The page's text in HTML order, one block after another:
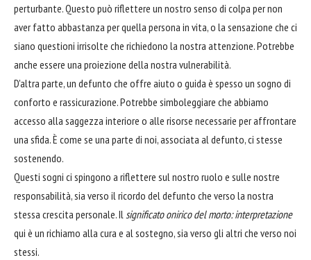
perturbante. Questo può riflettere un nostro senso di colpa per non
aver fatto abbastanza per quella persona in vita, o la sensazione che ci
siano questioni irrisolte che richiedono la nostra attenzione. Potrebbe
anche essere una proiezione della nostra vulnerabilità.
D'altra parte, un defunto che offre aiuto o guida è spesso un sogno di
conforto e rassicurazione. Potrebbe simboleggiare che abbiamo
accesso alla saggezza interiore o alle risorse necessarie per affrontare
una sfida. È come se una parte di noi, associata al defunto, ci stesse
sostenendo.
Questi sogni ci spingono a riflettere sul nostro ruolo e sulle nostre
responsabilità, sia verso il ricordo del defunto che verso la nostra
stessa crescita personale. Il significato onirico del morto: interpretazione
qui è un richiamo alla cura e al sostegno, sia verso gli altri che verso noi
stessi.